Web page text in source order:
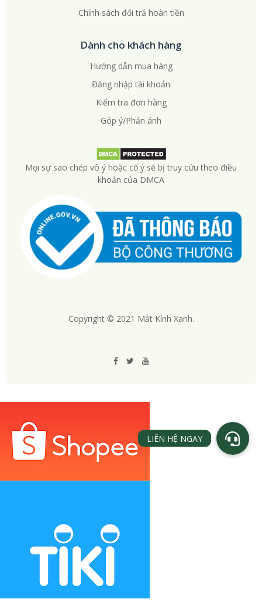
Chính sách đổi trả hoàn tiền
Dành cho khách hàng
Hướng dẫn mua hàng
Đăng nhập tài khoản
Kiểm tra đơn hàng
Góp ý/Phản ánh
Mọi sự sao chép vô ý hoặc cố ý sẽ bị truy cứu theo điều
khoản của DMCA
Copyright © 2021 Mắt Kính Xanh.